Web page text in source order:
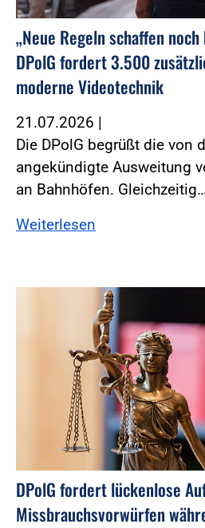
„Neue Regeln schaffen
DPolG fordert 3.500
moderne Videotechnik
21.07.2026 |
Die DPolG begrüßt die von
angekündigte Ausweitung
an Bahnhöfen.
Weiterlesen
DPolG fordert lückenlose
Missbrauchsvorwürfen